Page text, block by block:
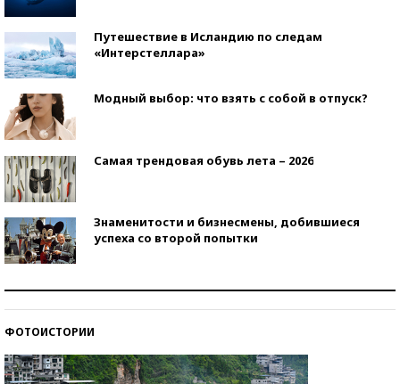
Путешествие в Исландию по следам
«Интерстеллара»
Модный выбор: что взять с собой в отпуск?
Самая трендовая обувь лета – 2026
Знаменитости и бизнесмены, добившиеся
успеха со второй попытки
ФОТОИСТОРИИ